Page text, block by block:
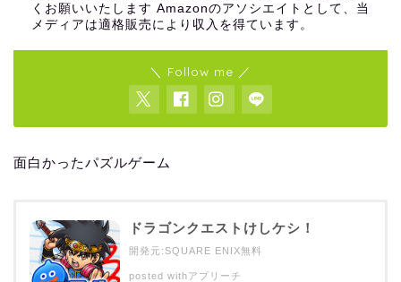
くお願いいたします Amazonのアソシエイトとして、当
メディアは適格販売により収入を得ています。
＼ Follow me ／
面白かったパズルゲーム
ドラゴンクエストけしケシ！
開発元:SQUARE ENIX無料
posted withアプリーチ